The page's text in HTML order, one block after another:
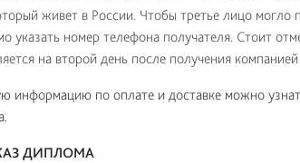
живет в России. Чтобы третье лицо могло
указать номер телефона получателя. Стоит
на второй день после получения
информацию по оплате и доставке можно
ДИПЛОМА